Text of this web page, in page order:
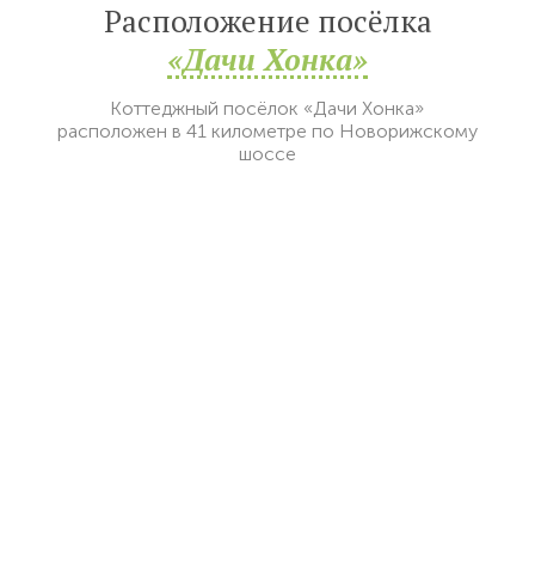
Расположение посёлка
«Дачи Хонка»
Коттеджный посёлок «Дачи Хонка»
расположен в 41 километре по Новорижскому
шоссе